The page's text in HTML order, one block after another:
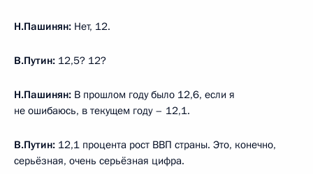
Н.Пашинян: Нет, 12.
В.Путин: 12,5? 12?
Н.Пашинян: В прошлом году было 12,6, если я
не ошибаюсь, в текущем году – 12,1.
В.Путин: 12,1 процента рост ВВП страны. Это, конечно,
серьёзная, очень серьёзная цифра.